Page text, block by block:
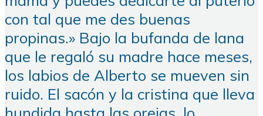
con tal que me des buenas
propinas.» Bajo la bufanda de lana
que le regaló su madre hace meses,
los labios de Alberto se mueven sin
ruido. El sacón y la cristina que lleva